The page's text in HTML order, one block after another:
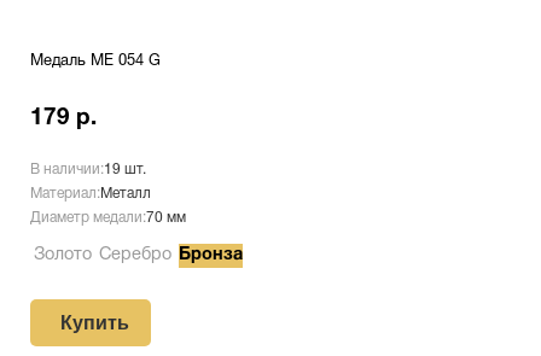
Медаль ME 054 G
179 р.
В наличии:19 шт.
Материал:Металл
Диаметр медали:70 мм
Золото Серебро Бронза
Купить